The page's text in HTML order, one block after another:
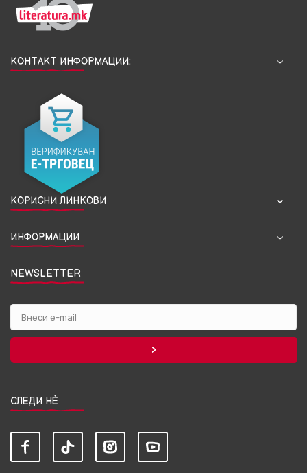
КОНТАКТ ИНФОРМАЦИИ:
КОРИСНИ ЛИНКОВИ
ИНФОРМАЦИИ
NEWSLETTER
СЛЕДИ НЀ